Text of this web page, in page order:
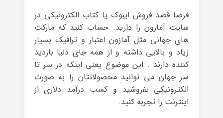
فرضا قصد فروش ایبوک یا کتاب الکترونیکی در
سایت آمازون را دارید. حساب کنید که مارکت
های جهانی مثل آمازون اعتبار و ترافیک بسیار
زیاد و بالایی داشته و از همه جای دنیا بازدید
کننده دارند . این موضوع یعنی اینکه در سر تا
سر جهان می توانید محصولاتتان را به صورت
الکترونیکی بفروشید و کسب درآمد دلاری از
اینترنت را تجربه کنید.